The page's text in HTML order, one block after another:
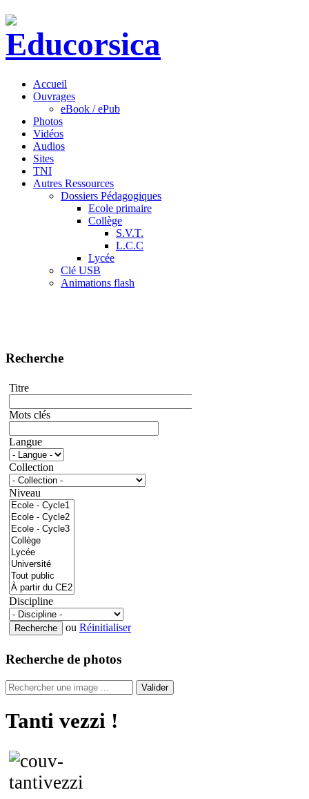
Accueil
Ouvrages
eBook / ePub
Photos
Vidéos
Audios
Sites
TNI
Autres Ressources
Dossiers Pédagogiques
Ecole primaire
Collège
S.V.T.
L.C.C
Lycée
Clé USB
Animations flash
Recherche
Titre
Mots clés
Langue
Collection
Niveau
Discipline
ou Réinitialiser
Recherche de photos
Valider
Tanti vezzi !